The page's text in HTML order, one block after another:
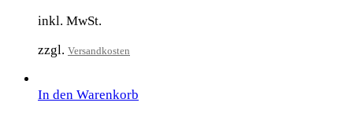
inkl. MwSt.
zzgl. Versandkosten
In den Warenkorb